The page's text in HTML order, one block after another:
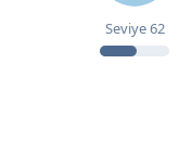
Seviye62